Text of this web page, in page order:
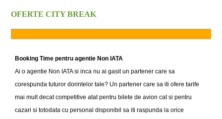
OFERTE CITY BREAK
Booking Time pentru agentie Non IATA
Ai o agentie Non IATA si inca nu ai gasit un partener care sa
corespunda tuturor dorintelor tale? Un partener care sa iti ofere tarife
mai mult decat competitive atat pentru bilete de avion cat si pentru
cazari si totodata cu personal disponibil sa iti raspunda la orice